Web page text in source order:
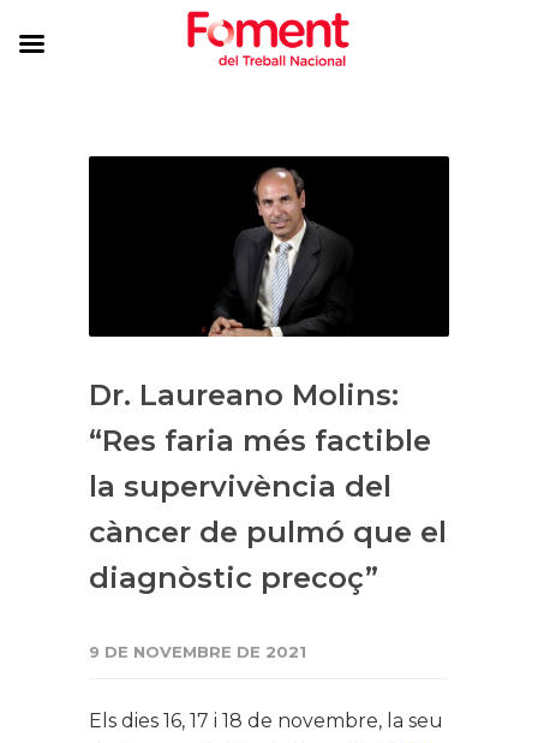
Dr. Laureano Molins:
“Res faria més factible
la supervivència del
càncer de pulmó que el
diagnòstic precoç”
9 DE NOVEMBRE DE 2021
Els dies 16, 17 i 18 de novembre, la seu